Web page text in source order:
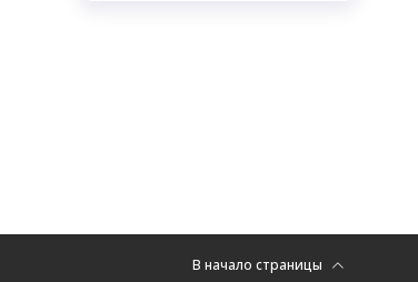
В начало страницы